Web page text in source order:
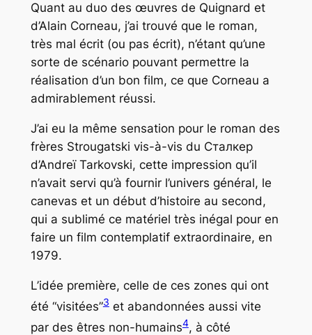
Quant au duo des œuvres de Quignard et
d’Alain Corneau, j’ai trouvé que le roman,
très mal écrit (ou pas écrit), n’étant qu’une
sorte de scénario pouvant permettre la
réalisation d’un bon film, ce que Corneau a
admirablement réussi.
J’ai eu la même sensation pour le roman des
frères Strougatski vis-à-vis du Сталкер
d’Andreï Tarkovski, cette impression qu’il
n’avait servi qu’à fournir l’univers général, le
canevas et un début d’histoire au second,
qui a sublimé ce matériel très inégal pour en
faire un film contemplatif extraordinaire, en
1979.
L’idée première, celle de ces zones qui ont
été “visitées”3et abandonnées aussi vite
par des êtres non-humains4, à côté